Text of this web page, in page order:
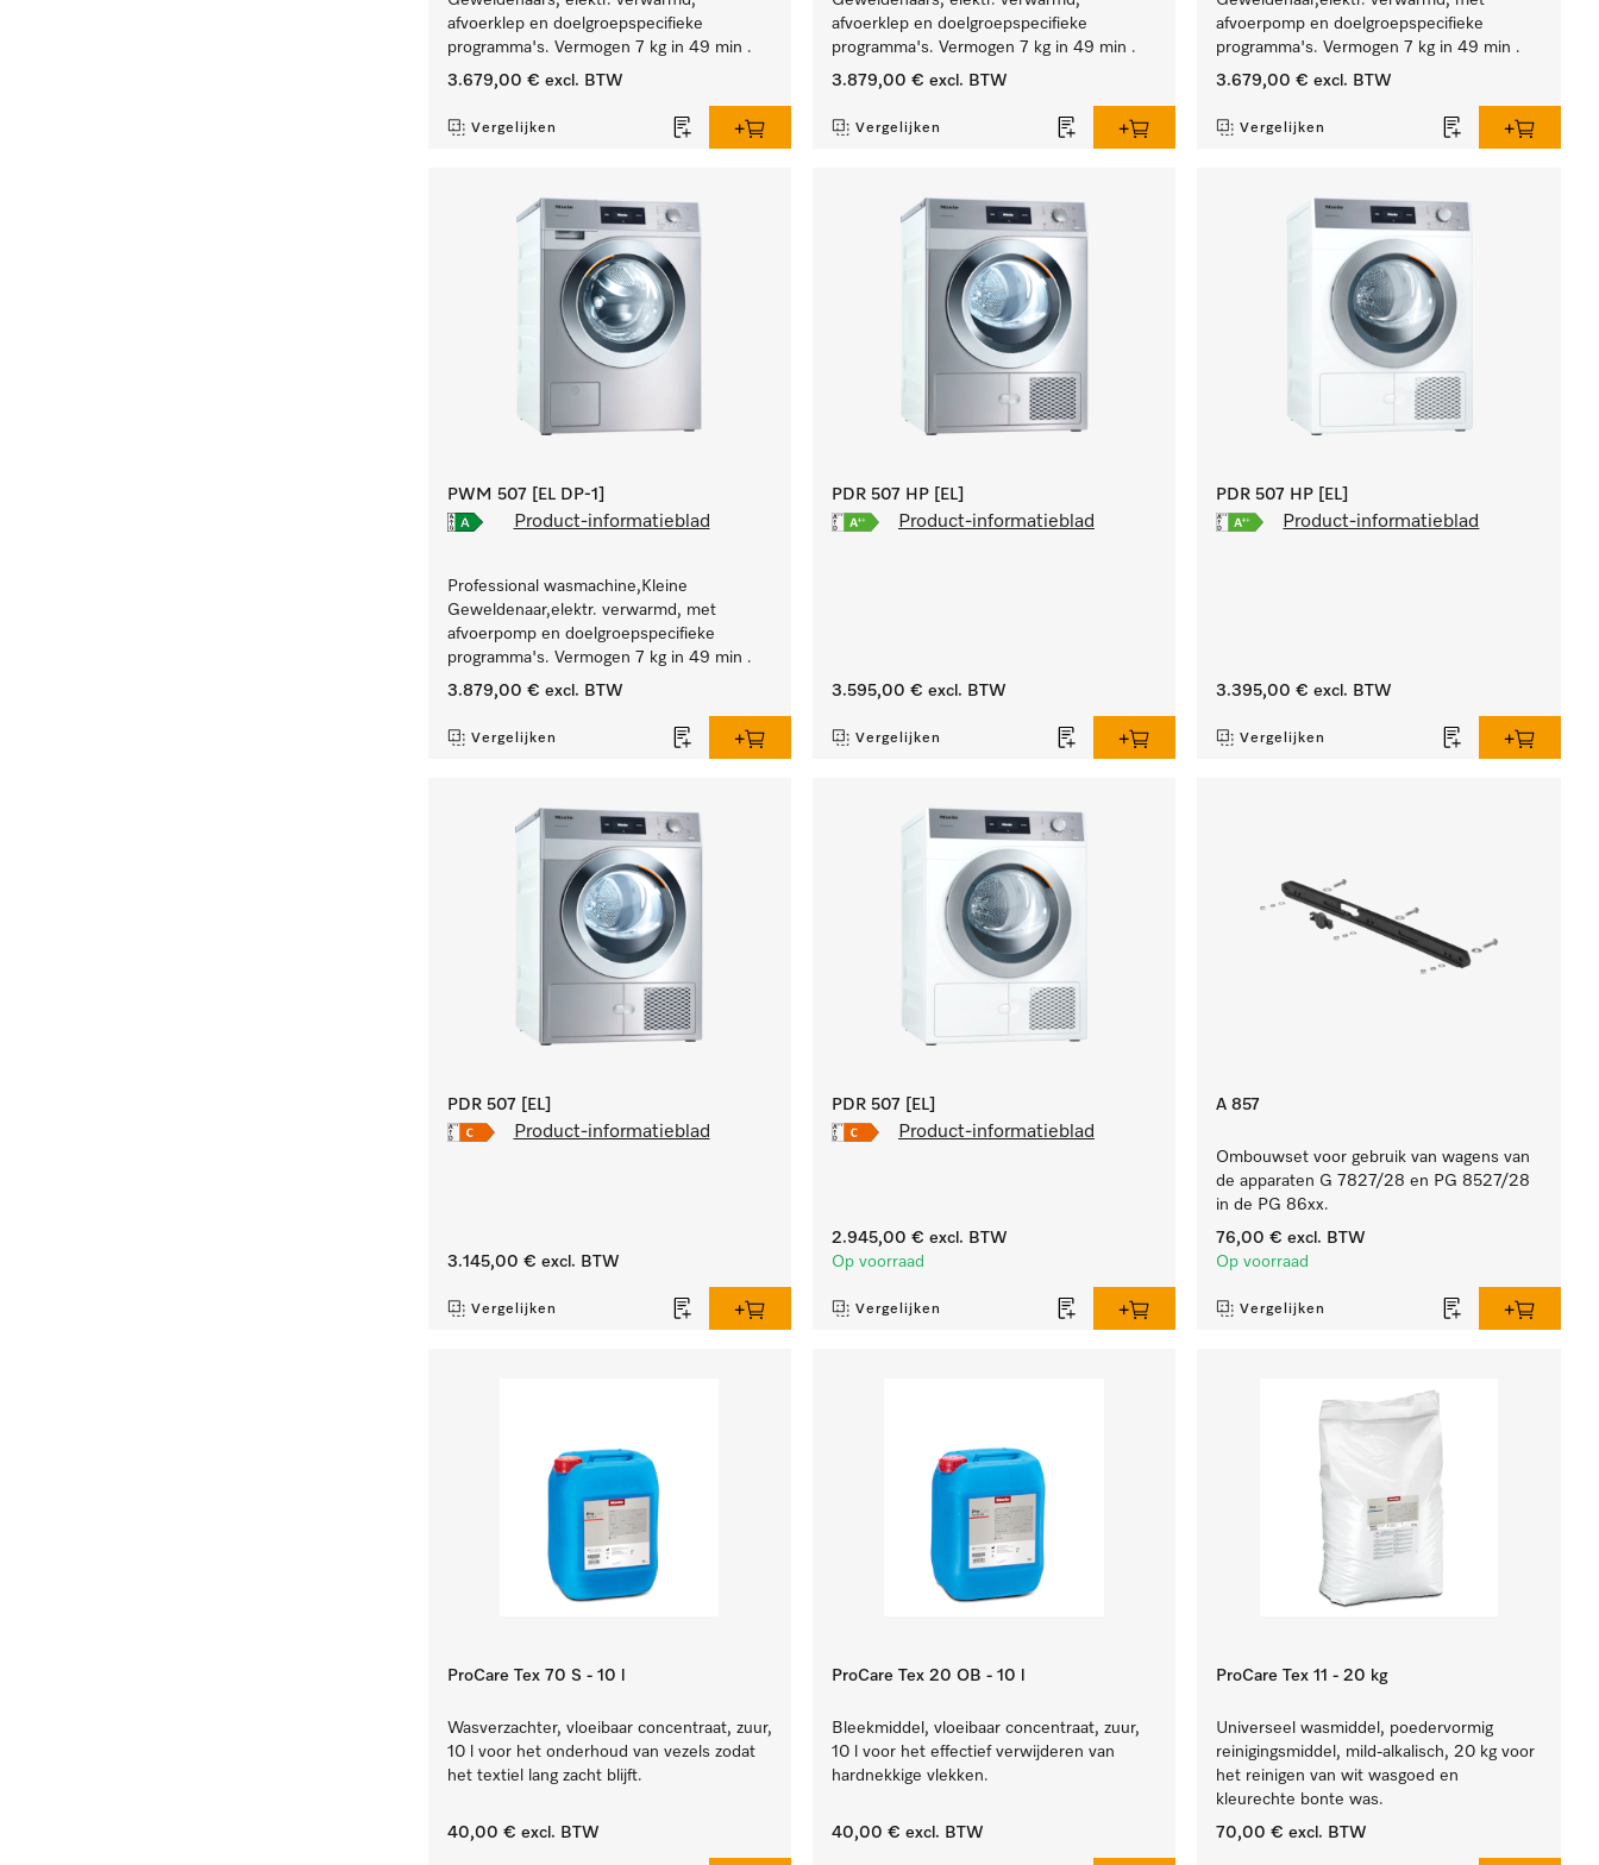
afvoerklep en doelgroepspecifieke
programma's. Vermogen 7 kg in 49 min .
3.679,00 € excl. BTW
Vergelijken
afvoerklep en doelgroepspecifieke
programma's. Vermogen 7 kg in 49 min .
3.879,00 € excl. BTW
Vergelijken
afvoerpomp en doelgroepspecifieke
programma's. Vermogen 7 kg in 49 min .
3.679,00 € excl. BTW
Vergelijken
PWM 507 [EL DP-1]
Product-informatieblad
Professional wasmachine,Kleine
Geweldenaar,elektr. verwarmd, met
afvoerpomp en doelgroepspecifieke
programma's. Vermogen 7 kg in 49 min .
3.879,00 € excl. BTW
Vergelijken
PDR 507 HP [EL]
Product-informatieblad
3.595,00 € excl. BTW
Vergelijken
PDR 507 HP [EL]
Product-informatieblad
3.395,00 € excl. BTW
Vergelijken
PDR 507 [EL]
Product-informatieblad
3.145,00 € excl. BTW
Vergelijken
PDR 507 [EL]
Product-informatieblad
2.945,00 € excl. BTW
Op voorraad
Vergelijken
A 857
Ombouwset voor gebruik van wagens van
de apparaten G 7827/28 en PG 8527/28
in de PG 86xx.
76,00 € excl. BTW
Op voorraad
Vergelijken
ProCare Tex 70 S - 10 l
Wasverzachter, vloeibaar concentraat, zuur,
10 l voor het onderhoud van vezels zodat
het textiel lang zacht blijft.
40,00 € excl. BTW
ProCare Tex 20 OB - 10 l
Bleekmiddel, vloeibaar concentraat, zuur,
10 l voor het effectief verwijderen van
hardnekkige vlekken.
40,00 € excl. BTW
ProCare Tex 11 - 20 kg
Universeel wasmiddel, poedervormig
reinigingsmiddel, mild-alkalisch, 20 kg voor
het reinigen van wit wasgoed en
kleurechte bonte was.
70,00 € excl. BTW